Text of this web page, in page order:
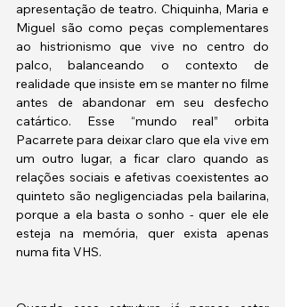
apresentação de teatro. Chiquinha, Maria e
Miguel são como peças complementares
ao histrionismo que vive no centro do
palco, balanceando o contexto de
realidade que insiste em se manter no filme
antes de abandonar em seu desfecho
catártico. Esse “mundo real” orbita
Pacarrete para deixar claro que ela vive em
um outro lugar, a ficar claro quando as
relações sociais e afetivas coexistentes ao
quinteto são negligenciadas pela bailarina,
porque a ela basta o sonho - quer ele ele
esteja na memória, quer exista apenas
numa fita VHS.